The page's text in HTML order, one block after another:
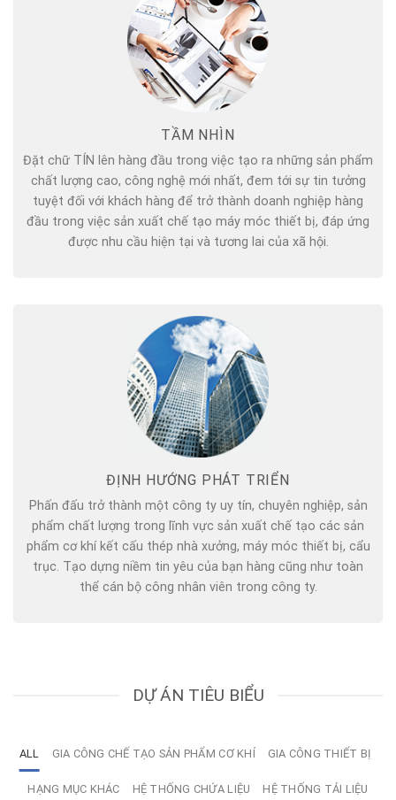
TẦM NHÌN
Đặt chữ TÍN lên hàng đầu trong việc tạo ra những sản phẩm
chất lượng cao, công nghệ mới nhất, đem tới sự tin tưởng
tuyệt đối với khách hàng để trở thành doanh nghiệp hàng
đầu trong việc sản xuất chế tạo máy móc thiết bị, đáp ứng
được nhu cầu hiện tại và tương lai của xã hội.
ĐỊNH HƯỚNG PHÁT TRIỂN
Phấn đấu trở thành một công ty uy tín, chuyên nghiệp, sản
phẩm chất lượng trong lĩnh vực sản xuất chế tạo các sản
phẩm cơ khí kết cấu thép nhà xưởng, máy móc thiết bị, cẩu
trục. Tạo dựng niềm tin yêu của bạn hàng cũng như toàn
thể cán bộ công nhân viên trong công ty.
DỰ ÁN TIÊU BIỂU
ALL GIA CÔNG CHẾ TẠO SẢN PHẨM CƠ KHÍ GIA CÔNG THIẾT BỊ
HẠNG MỤC KHÁC HỆ THỐNG CHỨA LIỆU HỆ THỐNG TẢI LIỆU